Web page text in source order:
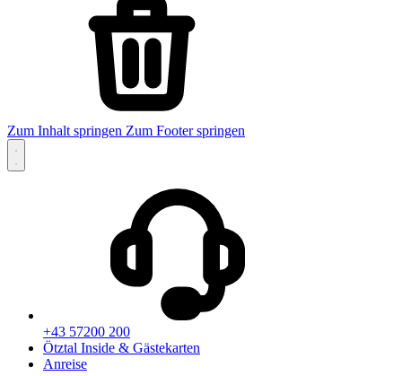
Zum Inhalt springen Zum Footer springen
+43 57200 200
Ötztal Inside & Gästekarten
Anreise